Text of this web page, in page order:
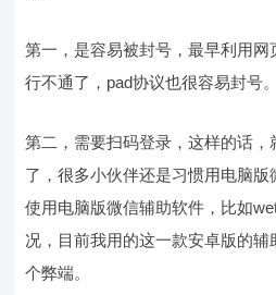
第一，是容易被封号，最早利用
行不通了，pad协议也很容易封号。
第二，需要扫码登录，这样的话
了，很多小伙伴还是习惯用电脑
使用电脑版微信辅助软件，比如
况，目前我用的这一款安卓版的
个弊端。